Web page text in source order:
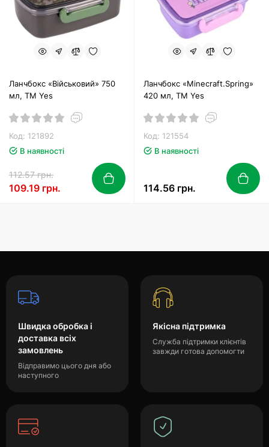
Ланчбокс «Військовий» 750
мл, ТМ Yes
Код: 121892
В наявності
112.57 грн.
109.19 грн.
Ланчбокс «Minecraft.Spring»
420 мл, ТМ Yes
Код: 121554
В наявності
114.56 грн.
Швидка обробка і
доставка всіх
замовлень
Відправимо цього дня або
наступного
Якісна підтримка
Служба підтримки клієнтів
завжди готова допомогти